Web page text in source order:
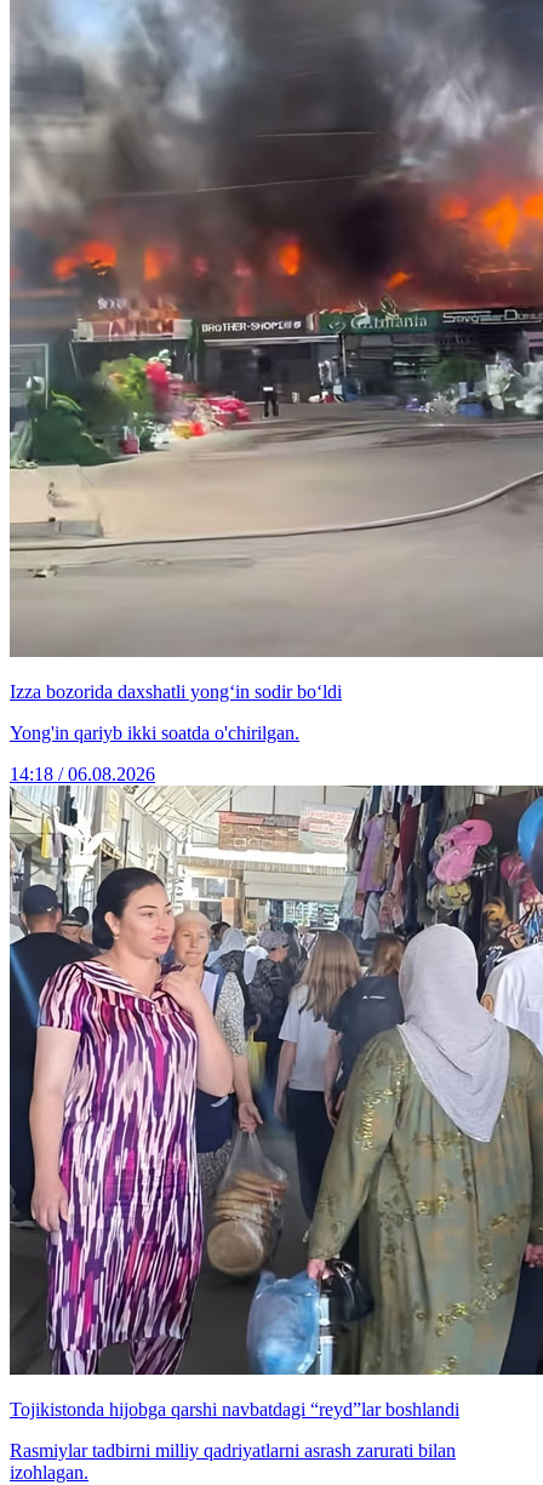
Izza bozorida daxshatli yong‘in sodir bo‘ldi
Yong'in qariyb ikki soatda o'chirilgan.
14:18 / 06.08.2026
Tojikistonda hijobga qarshi navbatdagi “reyd”lar boshlandi
Rasmiylar tadbirni milliy qadriyatlarni asrash zarurati bilan
izohlagan.